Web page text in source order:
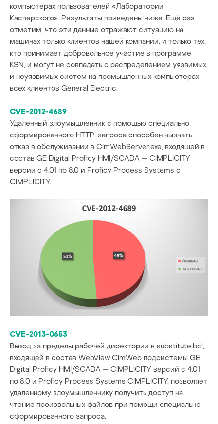
компьютерах пользователей «Лаборатории
Касперского». Результаты приведены ниже. Ещё раз
отметим, что эти данные отражают ситуацию на
машинах только клиентов нашей компании, и только тех,
кто принимает добровольное участие в программе
KSN, и могут не совпадать с распределением уязвимых
и неуязвимых систем на промышленных компьютерах
всех клиентов General Electric.
CVE-2012-4689
Удаленный злоумышленник с помощью специально
сформированного HTTP-запроса способен вызвать
отказ в обслуживании в CimWebServer.exe, входящей в
состав GE Digital Proficy HMI/SCADA — CIMPLICITY
версии с 4.01 по 8.0 и Proficy Process Systems с
CIMPLICITY.
CVE-2013-0653
Выход за пределы рабочей директории в substitute.bcl,
входящей в состав WebView CimWeb подсистемы GE
Digital Proficy HMI/SCADA — CIMPLICITY версий с 4.01
по 8.0 и Proficy Process Systems CIMPLICITY, позволяет
удаленному злоумышленнику получить доступ на
чтение произвольных файлов при помощи специально
сформированного запроса.